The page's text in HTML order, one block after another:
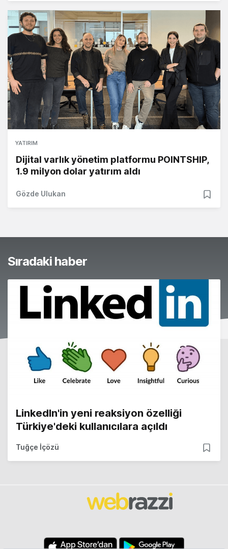
YATIRIM
Dijital varlık yönetim platformu POINTSHIP,
1.9 milyon dolar yatırım aldı
Gözde Ulukan
Sıradaki haber
LinkedIn'in yeni reaksiyon özelliği
Türkiye'deki kullanıcılara açıldı
Tuğçe İçözü